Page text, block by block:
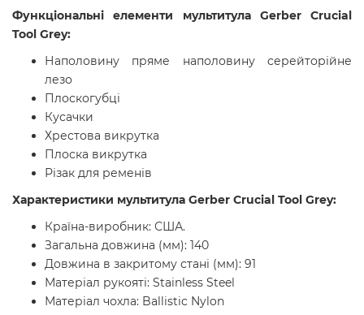
Функціональні елементи мультитула Gerber Crucial
Tool Grey:
Наполовину пряме наполовину серейторійне
лезо
Плоскогубці
Кусачки
Хрестова викрутка
Плоска викрутка
Різак для ременів
Характеристики мультитула Gerber Crucial Tool Grey:
Країна-виробник: США.
Загальна довжина (мм): 140
Довжина в закритому стані (мм): 91
Матеріал рукояті: Stainless Steel
Матеріал чохла: Ballistic Nylon